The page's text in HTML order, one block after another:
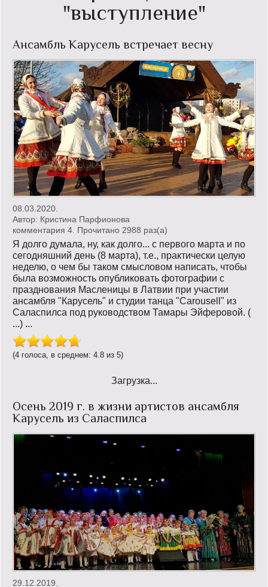
Книгообзор
Лаконизмы
Логика
Поговорим?!
Риторика
Слово гостям
Философские размышления
Этот огромный мир!
Login
"выступление"
Ансамбль Карусель встречает весну
08.03.2020.
Автор: Кристина Парфионова
комментария 4. Прочитано 2988 раз(a)
Я долго думала, ну, как долго... с первого марта и по
сегодняшний день (8 марта), т.е., практически целую
неделю, о чем бы таком смысловом написать, чтобы
была возможность опубликовать фотографии с
празднования Масленицы в Латвии при участии
ансамбля "Карусель" и студии танца "Carousell" из
Саласпилса под руководством Тамары Эйферовой. (
...) ...
(4 голоса, в среднем: 4.8 из 5)
Загрузка...
Осень 2019 г. в жизни артистов ансамбля
Карусель из Саласпилса
29.12.2019.